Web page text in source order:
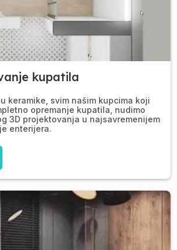
kupatila
keramike, svim našim kupcima koji
opremanje kupatila, nudimo
3D projektovanja u najsavremenijem
enterijera.